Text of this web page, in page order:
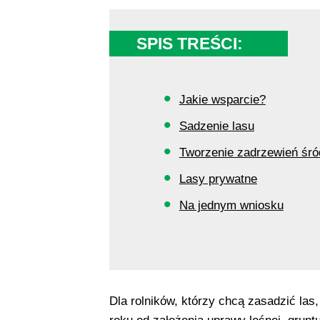
SPIS TREŚCI:
Jakie wsparcie?
Sadzenie lasu
Tworzenie zadrzewień
Lasy prywatne
Na jednym wniosku
Dla rolników, którzy chcą zasadzić